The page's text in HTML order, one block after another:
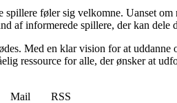
føler sig velkomne. Uanset
af informerede spillere, der kan dele
Med en klar vision for at
ressource for alle, der ønsker at
Mail
RSS